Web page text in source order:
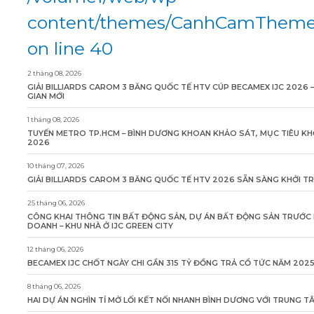
content/themes/
on line 40
2 tháng 08, 2026
GIẢI BILLIARDS CAROM 3 BĂNG QUỐC TẾ HTV CÚP BECAMEX IJC 2026
GIAN MỚI
1 tháng 08, 2026
TUYẾN METRO TP.HCM – BÌNH DƯƠNG KHOAN KHẢO SÁT, MỤC TIÊU
2026
10 tháng 07, 2026
GIẢI BILLIARDS CAROM 3 BĂNG QUỐC TẾ HTV 2026 SẴN SÀNG KHỞI
25 tháng 06, 2026
CÔNG KHAI THÔNG TIN BẤT ĐỘNG SẢN, DỰ ÁN BẤT ĐỘNG SẢN
DOANH – KHU NHÀ Ở IJC GREEN CITY
12 tháng 06, 2026
BECAMEX IJC CHỐT NGÀY CHI GẦN 315 TỶ ĐỒNG TRẢ CỔ TỨC NĂM 2025
8 tháng 06, 2026
HAI DỰ ÁN NGHÌN TỈ MỞ LỐI KẾT NỐI NHANH BÌNH DƯƠNG VỚI TRUNG